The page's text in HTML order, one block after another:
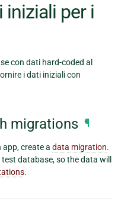
iniziali per i
con dati hard-coded al
i dati iniziali con
migrations ¶
create a data migration.
database, so the data will
.